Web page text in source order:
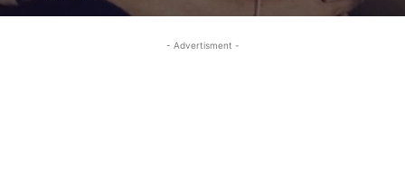
- Advertisment -